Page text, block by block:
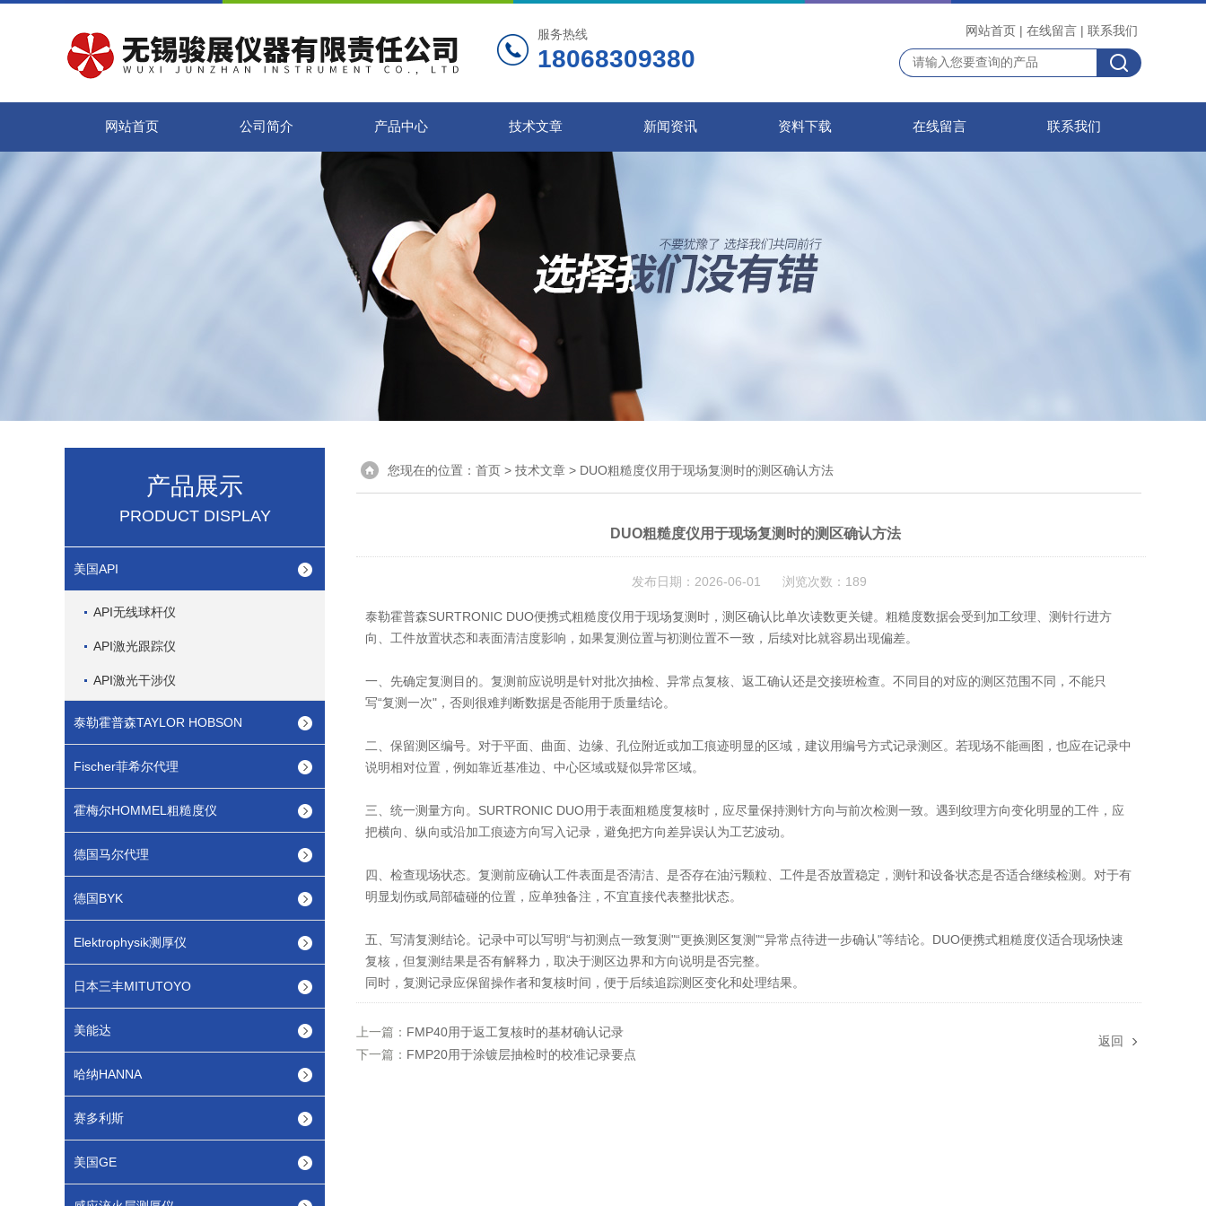
服务热线
18068309380
网站首页 | 在线留言 | 联系我们
网站首页 公司简介 产品中心 技术文章 新闻资讯 资料下载 在线留言 联系我们
产品展示
PRODUCT DISPLAY
美国API
API无线球杆仪
API激光跟踪仪
API激光干涉仪
泰勒霍普森TAYLOR HOBSON
Fischer菲希尔代理
霍梅尔HOMMEL粗糙度仪
德国马尔代理
德国BYK
Elektrophysik测厚仪
日本三丰MITUTOYO
美能达
哈纳HANNA
赛多利斯
美国GE
您现在的位置： 首页 > 技术文章 > DUO粗糙度仪用于现场复测时的测区确认方法
DUO粗糙度仪用于现场复测时的测区确认方法
发布日期：2026-06-01 浏览次数：189
泰勒霍普森SURTRONIC DUO便携式粗糙度仪用于现场复测时，测区确认比单次读数更关键。粗糙度数据会受到加工纹理、测针行进方
向、工件放置状态和表面清洁度影响，如果复测位置与初测位置不一致，后续对比就容易出现偏差。
一、先确定复测目的。复测前应说明是针对批次抽检、异常点复核、返工确认还是交接班检查。不同目的对应的测区范围不同，不能只
写“复测一次"，否则很难判断数据是否能用于质量结论。
二、保留测区编号。对于平面、曲面、边缘、孔位附近或加工痕迹明显的区域，建议用编号方式记录测区。若现场不能画图，也应在记录中
说明相对位置，例如靠近基准边、中心区域或疑似异常区域。
三、统一测量方向。SURTRONIC DUO用于表面粗糙度复核时，应尽量保持测针方向与前次检测一致。遇到纹理方向变化明显的工件，应
把横向、纵向或沿加工痕迹方向写入记录，避免把方向差异误认为工艺波动。
四、检查现场状态。复测前应确认工件表面是否清洁、是否存在油污颗粒、工件是否放置稳定，测针和设备状态是否适合继续检测。对于有
明显划伤或局部磕碰的位置，应单独备注，不宜直接代表整批状态。
五、写清复测结论。记录中可以写明“与初测点一致复测"“更换测区复测"“异常点待进一步确认"等结论。DUO便携式粗糙度仪适合现场快速
复核，但复测结果是否有解释力，取决于测区边界和方向说明是否完整。
同时，复测记录应保留操作者和复核时间，便于后续追踪测区变化和处理结果。
上一篇： FMP40用于返工复核时的基材确认记录
下一篇： FMP20用于涂镀层抽检时的校准记录要点
返回